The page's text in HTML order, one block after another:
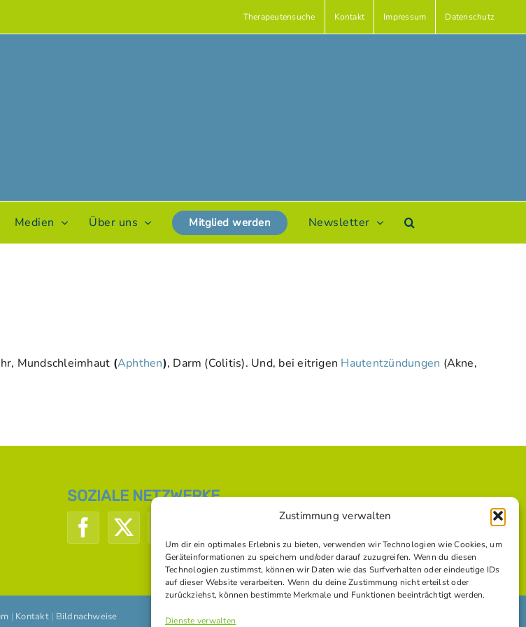
Zustimmung verwalten
Um dir ein optimales Erlebnis zu bieten, verwenden wir Technologien wie Cookies, um
Geräteinformationen zu speichern und/oder darauf zuzugreifen. Wenn du diesen
Technologien zustimmst, können wir Daten wie das Surfverhalten oder eindeutige IDs
auf dieser Website verarbeiten. Wenn du deine Zustimmung nicht erteilst oder
zurückziehst, können bestimmte Merkmale und Funktionen beeinträchtigt werden.
Dienste verwalten
Therapeutensuche Kontakt Impressum Datenschutz
Medien Über uns Mitglied werden Newsletter
Mundschleimhaut (Aphthen), Darm (Colitis). Und, bei eitrigen Hautentzündungen (Akne,
SOZIALE NETZWERKE
| Kontakt| Bildnachweise